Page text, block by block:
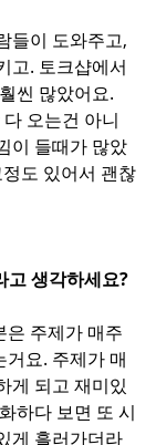
들이 도와주고,
고. 토크샵에서
씬 많았어요.
오는건 아니
이 들때가 많았
도 있어서 괜찮
고 생각하세요?
은 주제가 매주
요. 주제가 매
게 되고 재미있
하다 보면 또 시
게 흘러가더라